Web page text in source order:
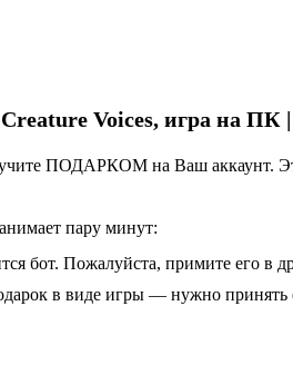
Voices, игра на ПК |
ПОДАРКОМ на Ваш аккаунт.
пару минут:
бот. Пожалуйста, примите его в
в виде игры — нужно принять